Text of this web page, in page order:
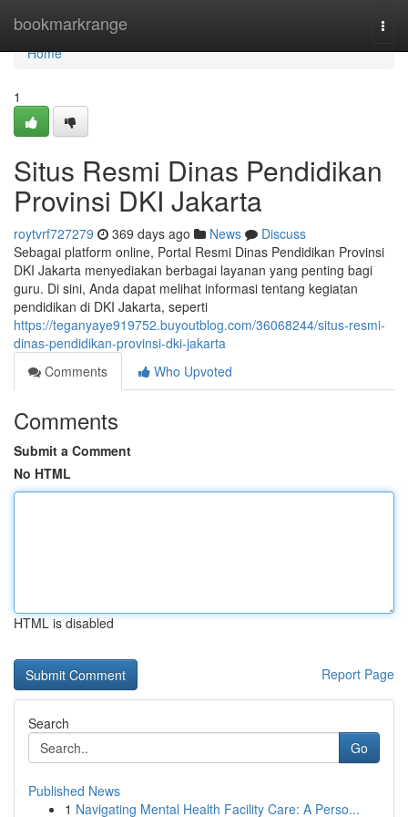
bookmarkrange
Home
Home
1
Situs Resmi Dinas Pendidikan
Provinsi DKI Jakarta
roytvrf727279 369 days ago News
Discuss
Sebagai platform online, Portal Resmi Dinas Pendidikan Provinsi
DKI Jakarta menyediakan berbagai layanan yang penting bagi
guru. Di sini, Anda dapat melihat informasi tentang kegiatan
pendidikan di DKI Jakarta, seperti
https://teganyaye919752.buyoutblog.com/36068244/situs-resmi-
dinas-pendidikan-provinsi-dki-jakarta
Comments
Who Upvoted
Comments
Submit a Comment
No HTML
HTML is disabled
Report Page
Search
Go
Published News
1 Navigating Mental Health Facility Care: A Perso...